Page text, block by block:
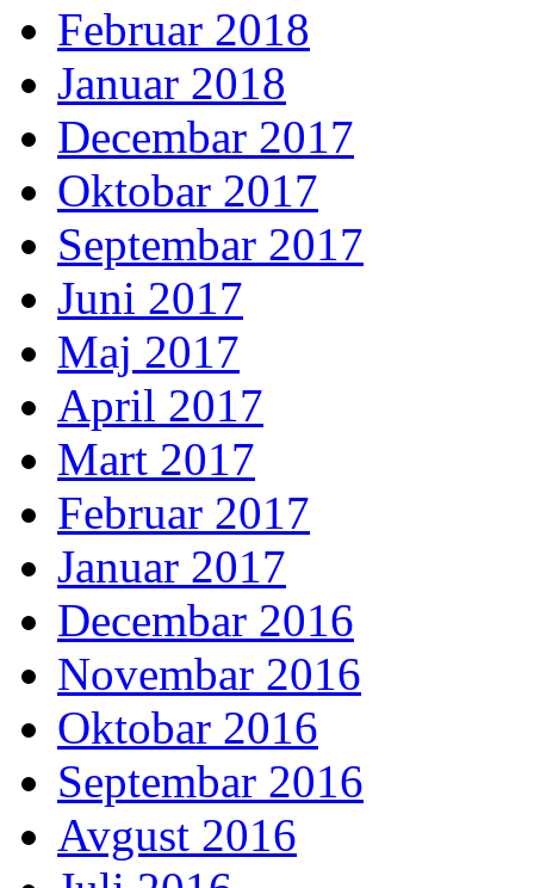
Februar 2018
Januar 2018
Decembar 2017
Oktobar 2017
Septembar 2017
Juni 2017
Maj 2017
April 2017
Mart 2017
Februar 2017
Januar 2017
Decembar 2016
Novembar 2016
Oktobar 2016
Septembar 2016
Avgust 2016